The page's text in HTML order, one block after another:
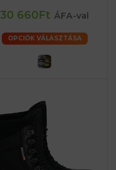
30 660Ft ÁFA-val
OPCIÓK VÁLASZTÁSA